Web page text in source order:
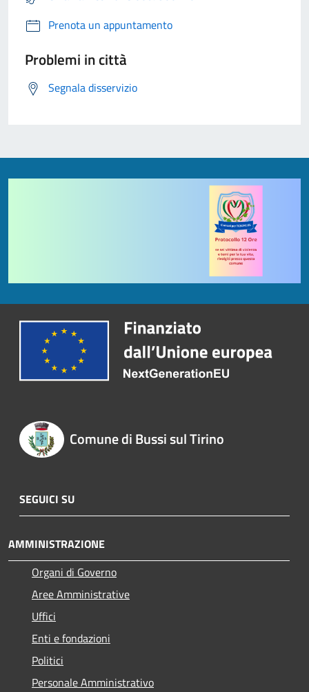
Prenota un appuntamento
Problemi in città
Segnala disservizio
Comune di Bussi sul Tirino
SEGUICI SU
AMMINISTRAZIONE
Organi di Governo
Aree Amministrative
Uffici
Enti e fondazioni
Politici
Personale Amministrativo